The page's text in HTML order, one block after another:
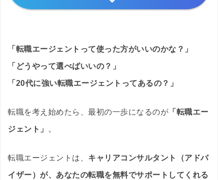
「転職エージェントって使った方がいいのかな？」
「どうやって選べばいいの？」
「20代に強い転職エージェントってあるの？」
転職を考え始めたら、最初の一歩になるのが 「転職エー
ジェント」 。
転職エージェントは、 キャリアコンサルタント（アドバ
イザー）が、あなたの転職を無料でサポートしてくれる